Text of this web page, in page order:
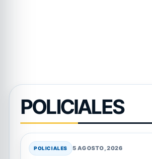
POLICIALES
POLICIALES 5 AGOSTO, 2026